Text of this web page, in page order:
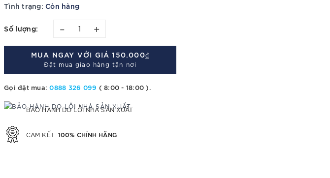
Tình trạng: Còn hàng
Số lượng: – +
MUA NGAY VỚI GIÁ150.000₫
Đặt mua giao hàng tận nơi
Gọi đặt mua:0888 326 099 ( 8:00 - 18:00 ).
BẢO HÀNH DO LỖI NHÀ SẢN XUẤT
CAM KẾT 100% CHÍNH HÃNG